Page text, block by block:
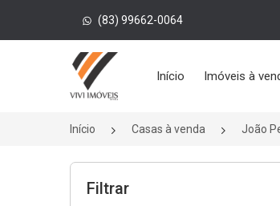
(83) 99662-0064
Página inicial
Início Imóveis à
Início Casas à venda João
Filtrar